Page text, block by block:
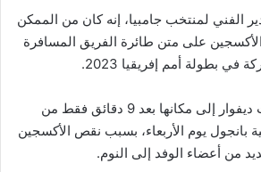
الفني لمنتخب جامبيا، إنه كان من الممكن
على متن طائرة الفريق المسافرة
بطولة أمم إفريقيا 2023.
عادت رحلة طيران كوت ديفوار إلى مكانها بعد 9 دقائق فقط من
بانجول يوم الأربعاء، بسبب نقص الأكسجين
من أعضاء الوفد إلى النوم.